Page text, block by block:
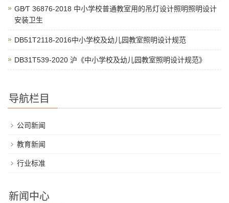
GB∕T 36876-2018 中小学校普通教室用的吊灯设计照明照明设计
安装卫生
DB51T2118-2016中小学校及幼儿园教室照明设计规范
DB31T539-2020 沪《中小学校及幼儿园教室照明设计规范》
导航栏目
公司新闻
教育新闻
行业标准
新闻中心